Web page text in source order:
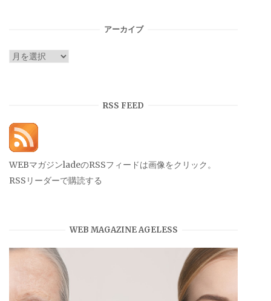
アーカイブ
ア
RSS FEED
WEBマガジンladeのRSSフィードは画像をクリック。
RSSリーダーで購読する
WEB MAGAZINE AGELESS